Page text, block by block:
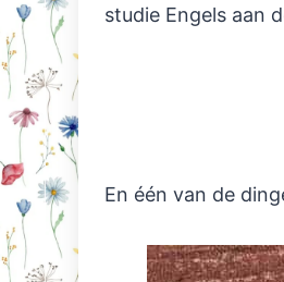
studie Engels aan
En één van de